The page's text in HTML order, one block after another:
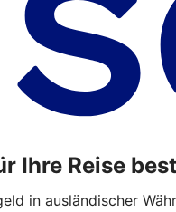
Ihre Reise
in ausländischer